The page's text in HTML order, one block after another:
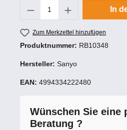
Produkt Anzahl: Gib
In
Zum Merkzettel hinzufügen
Produktnummer: RB10348
Hersteller: Sanyo
EAN: 4994334222480
Wünschen Sie eine
Beratung ?